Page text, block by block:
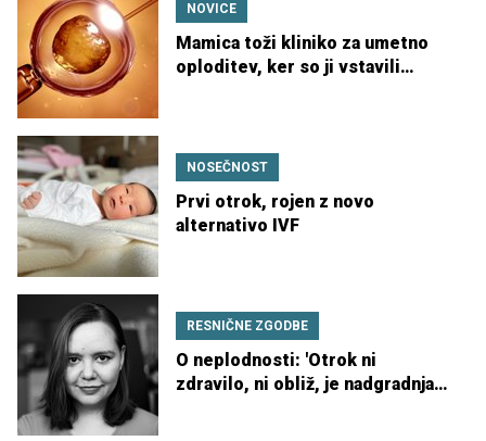
NOVICE
Mamica toži kliniko za umetno
oploditev, ker so ji vstavili
NOSEČNOST
Prvi otrok, rojen z novo
alternativo IVF
RESNIČNE ZGODBE
O neplodnosti: 'Otrok ni
zdravilo, ni obliž, je nadgradnja